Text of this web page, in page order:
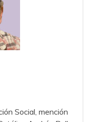
Social, mención